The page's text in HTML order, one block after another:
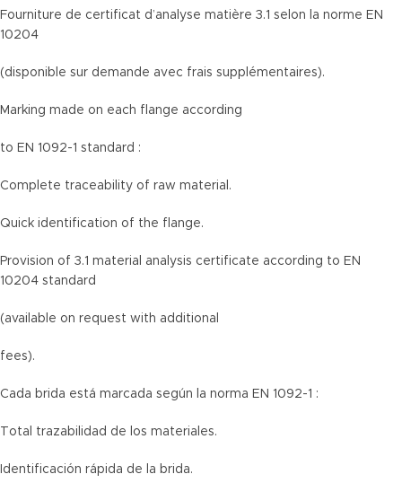
Fourniture de certificat d’analyse matière 3.1 selon la norme EN
10204
(disponible sur demande avec frais supplémentaires).
Marking made on each flange according
to EN 1092-1 standard :
Complete traceability of raw material.
Quick identification of the flange.
Provision of 3.1 material analysis certificate according to EN
10204 standard
(available on request with additional
fees).
Cada brida está marcada según la norma EN 1092-1 :
Total trazabilidad de los materiales.
Identificación rápida de la brida.